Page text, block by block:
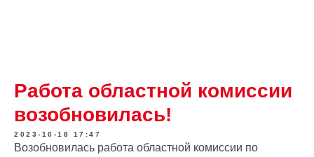
Работа областной комиссии
возобновилась!
2023-10-18 17:47
Возобновилась работа областной комиссии по